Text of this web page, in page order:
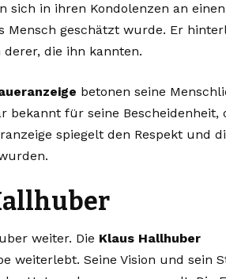
sich in ihren Kondolenzen an
geschätzt wurde. Er
die ihn kannten.
betonen seine
bekannt für seine Bescheidenheit,
spiegelt den Respekt und
weiter. Die Klaus Hallhuber
weiterlebt. Seine Vision und sein